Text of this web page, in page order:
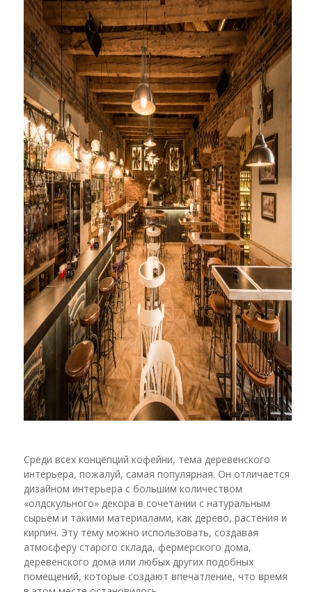
Среди всех концепций кофейни, тема деревенского
интерьера, пожалуй, самая популярная. Он отличается
дизайном интерьера с большим количеством
«олдскульного» декора в сочетании с натуральным
сырьем и такими материалами, как дерево, растения и
кирпич. Эту тему можно использовать, создавая
атмосферу старого склада, фермерского дома,
деревенского дома или любых других подобных
помещений, которые создают впечатление, что время